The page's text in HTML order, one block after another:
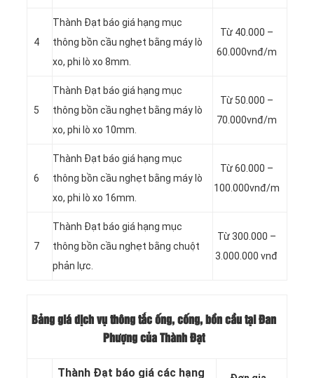
4
Thành Đạt báo giá hạng mục
thông bồn cầu nghẹt bằng máy lò
xo, phi lò xo 8mm.
Từ 40.000 –
60.000vnđ/m
5
Thành Đạt báo giá hạng mục
thông bồn cầu nghẹt bằng máy lò
xo, phi lò xo 10mm.
Từ 50.000 –
70.000vnđ/m
6
Thành Đạt báo giá hạng mục
thông bồn cầu nghẹt bằng máy lò
xo, phi lò xo 16mm.
Từ 60.000 –
100.000vnđ/m
7
Thành Đạt báo giá hạng mục
thông bồn cầu nghẹt bằng chuột
phản lực.
Từ 300.000 –
3.000.000 vnđ
Bảng giá dịch vụ thông tắc ống, cống, bồn cầu tại Đan
Phượng của Thành Đạt
Thành Đạt báo giá các hạng